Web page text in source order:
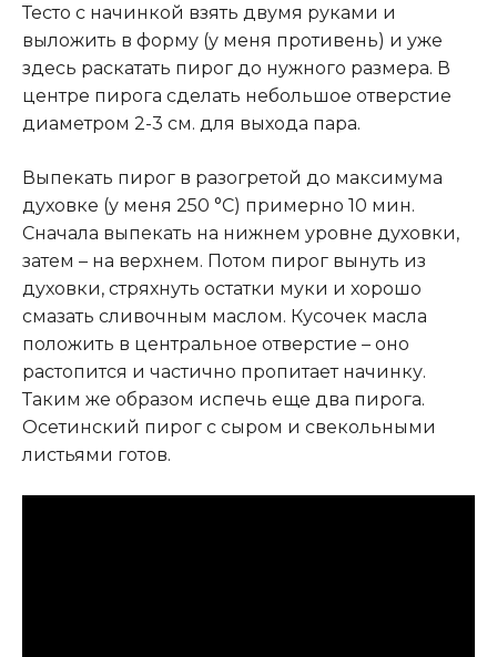
Тесто с начинкой взять двумя руками и
выложить в форму (у меня противень) и уже
здесь раскатать пирог до нужного размера. В
центре пирога сделать небольшое отверстие
диаметром 2-3 см. для выхода пара.
Выпекать пирог в разогретой до максимума
духовке (у меня 250 °С) примерно 10 мин.
Сначала выпекать на нижнем уровне духовки,
затем – на верхнем. Потом пирог вынуть из
духовки, стряхнуть остатки муки и хорошо
смазать сливочным маслом. Кусочек масла
положить в центральное отверстие – оно
растопится и частично пропитает начинку.
Таким же образом испечь еще два пирога.
Осетинский пирог с сыром и свекольными
листьями готов.